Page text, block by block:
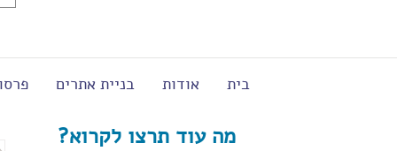
בניית אתרים אודות בית
מה עוד תרצו לקרוא?